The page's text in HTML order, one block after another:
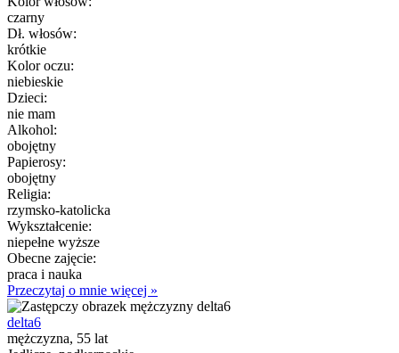
czarny
Dł. włosów:
krótkie
Kolor oczu:
niebieskie
Dzieci:
nie mam
Alkohol:
obojętny
Papierosy:
obojętny
Religia:
rzymsko-katolicka
Wykształcenie:
niepełne wyższe
Obecne zajęcie:
praca i nauka
Przeczytaj o mnie więcej »
delta6
mężczyzna, 55 lat